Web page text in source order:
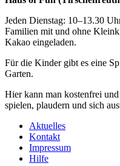
Jeden Dienstag: 10–13.30
Familien mit und ohne
Kakao eingeladen.
Für die Kinder gibt es eine
Garten.
Hier kann man kostenfrei
spielen, plaudern und sich
Aktuelles
Kontakt
Impressum
Hilfe